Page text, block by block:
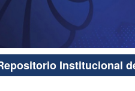
Institucional